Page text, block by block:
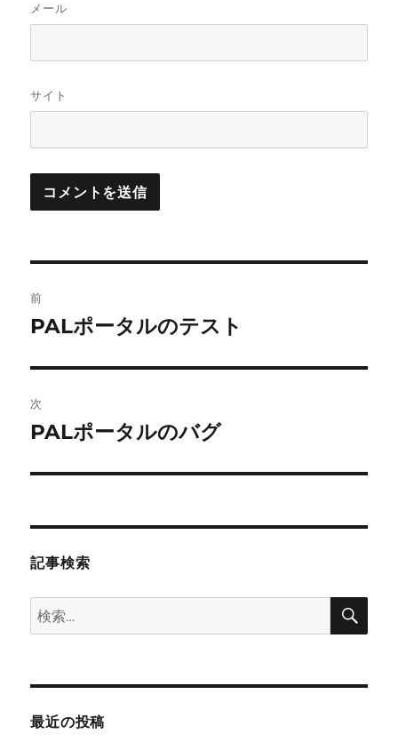
メール
サイト
稿
ビ
ゲ
ー
前
前
投
稿:
PALポータルのテスト
次
次
投
PALポータルのバグ
記事検索
検
索:
検
最近の投稿